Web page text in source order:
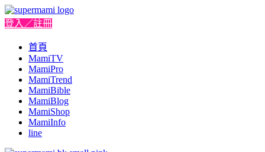
登入／註冊
首頁
MamiTV
MamiPro
MamiTrend
MamiBible
MamiBlog
MamiShop
MamiInfo
line